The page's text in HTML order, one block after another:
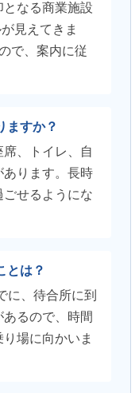
なる商業施設
見えてきま
で、案内に従
ますか？
、トイレ、自
ります。長時
せるようにな
とは？
に、待合所に到
るので、時間
場に向かいま